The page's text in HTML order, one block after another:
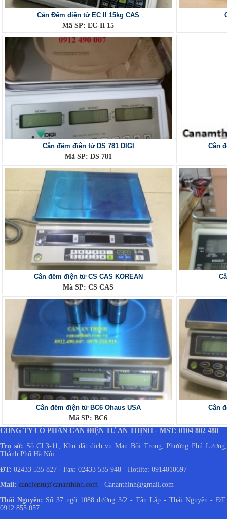
Cân Đếm điện tử EC II 15kg CAS
Mã SP: EC-II 15
Cân đếm điện tử DS 781 DIGI
Mã SP: DS 781
Cân
Cân đếm điện tử CS CAS KOREAN
Mã SP: CS CAS
Cân đếm điện tử BC6 Ohaus USA
Mã SP: BC6
Cân
CÔNG TY CỔ PHẦN CÂN ĐIỆN TỬ AN THỊNH - MST: 0104 802 488
Trụ sở: Số CL3-11, Khu đất dịch vụ Man Bồi Trong, Phường Phú Lương,
Thành Phố Hà Nội
ĐT: 02433 535 827 - Fax: 02433 535 948 - Hotlite: 0914010697
Mail: candientu@cananthinh.com - Cananthinh@gmail.com
Thái Nguyên: Số 37 ngõ 1088 đường 3/2 - Tân Lập - Thái Nguyên - ĐT:
0912 855 057